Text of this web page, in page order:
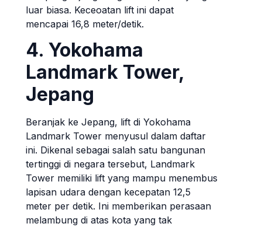
luar biasa. Keceoatan lift ini dapat
mencapai 16,8 meter/detik.
4. Yokohama
Landmark Tower,
Jepang
Beranjak ke Jepang, lift di Yokohama
Landmark Tower menyusul dalam daftar
ini. Dikenal sebagai salah satu bangunan
tertinggi di negara tersebut, Landmark
Tower memiliki lift yang mampu menembus
lapisan udara dengan kecepatan 12,5
meter per detik. Ini memberikan perasaan
melambung di atas kota yang tak